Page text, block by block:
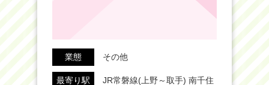
業態 その他
最寄り駅
JR常磐線(上野～取手) 南千住